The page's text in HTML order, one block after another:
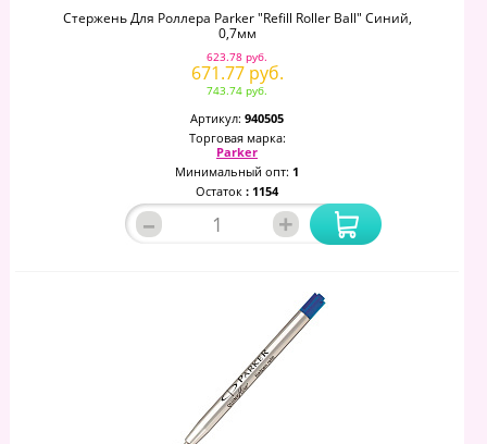
Стержень Для Роллера Parker "Refill Roller Ball" Синий,
0,7мм
623.78 руб.
671.77 руб.
743.74 руб.
Артикул: 940505
Торговая марка:
Parker
Минимальный опт: 1
Остаток : 1154
– +